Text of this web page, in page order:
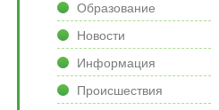
Образование
Новости
Информация
Происшествия